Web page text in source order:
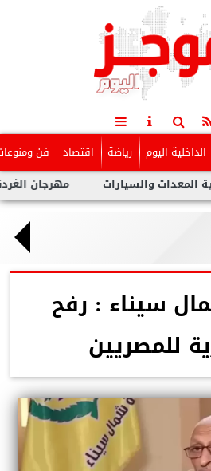
الداخلية اليوم رياضة اقتصاد فن
مهرجان الغردقة والسيارات
سيناء : رفح
للمصريين